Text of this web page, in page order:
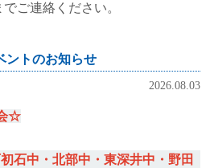
ご連絡ください。
ントのお知らせ
2026.08.03
☆
石中・北部中・東深井中・野田